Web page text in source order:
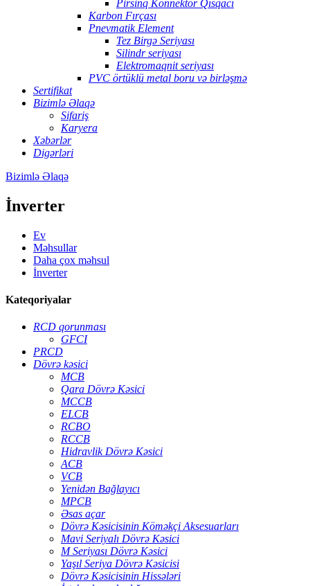
Pirsinq Konnektor Qısqacı
Karbon Fırçası
Pnevmatik Element
Tez Birgə Seriyası
Silindr seriyası
Elektromaqnit seriyası
PVC örtüklü metal boru və birləşmə
Sertifikat
Bizimlə Əlaqə
Sifariş
Karyera
Xəbərlər
Digərləri
Bizimlə Əlaqə
İnverter
Ev
Məhsullar
Daha çox məhsul
İnverter
Kateqoriyalar
RCD qorunması
GFCI
PRCD
Dövrə kəsici
MCB
Qara Dövrə Kəsici
MCCB
ELCB
RCBO
RCCB
Hidravlik Dövrə Kəsici
ACB
VCB
Yenidən Bağlayıcı
MPCB
Əsas açar
Dövrə Kəsicisinin Köməkçi Aksesuarları
Mavi Seriyalı Dövrə Kəsici
M Seriyası Dövrə Kəsici
Yaşıl Seriya Dövrə Kəsicisi
Dövrə Kəsicisinin Hissələri